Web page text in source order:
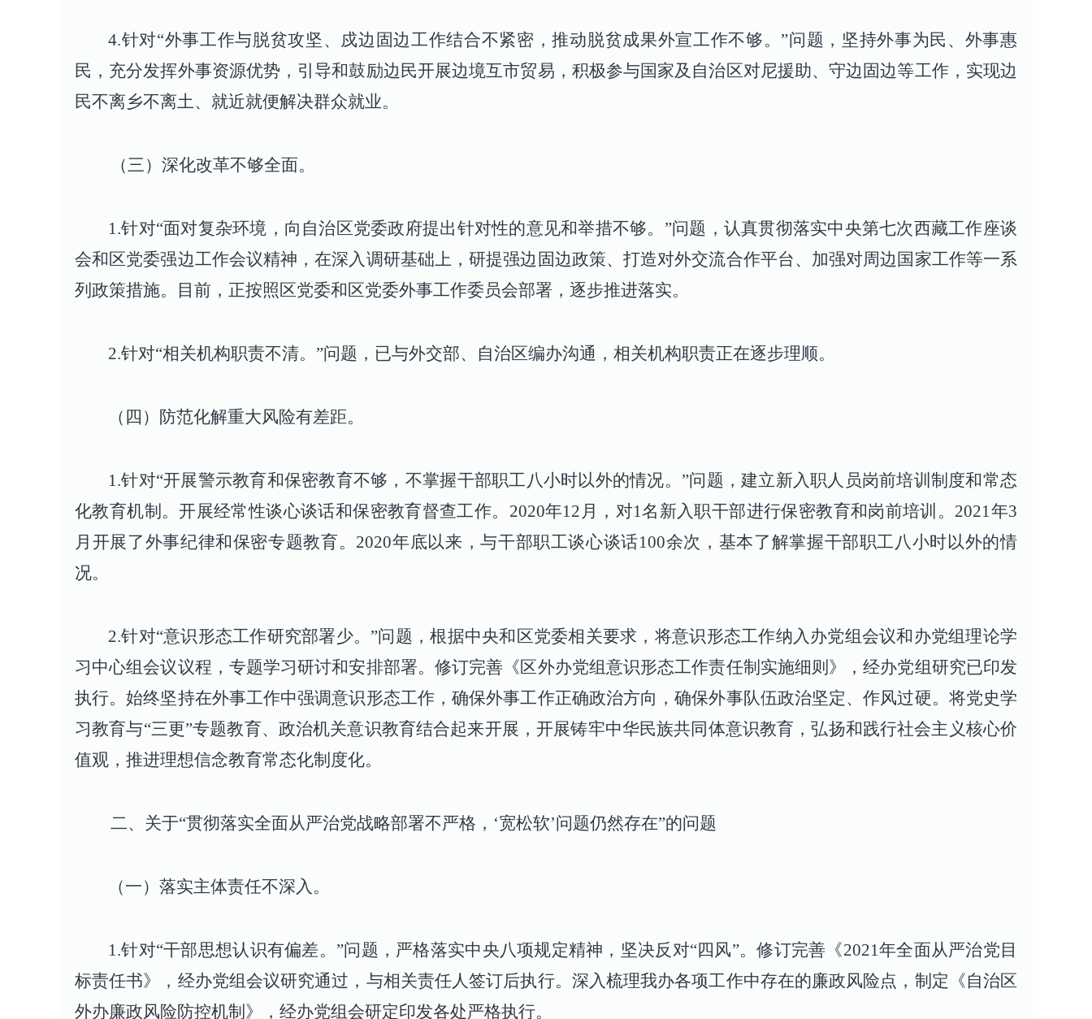
4.针对“外事工作与脱贫攻坚、戍边固边工作结合不紧密，推动脱贫成果外宣工作不够。”问题，坚持外事为民、外事惠
民，充分发挥外事资源优势，引导和鼓励边民开展边境互市贸易，积极参与国家及自治区对尼援助、守边固边等工作，实现边
民不离乡不离土、就近就便解决群众就业。
（三）深化改革不够全面。
1.针对“面对复杂环境，向自治区党委政府提出针对性的意见和举措不够。”问题，认真贯彻落实中央第七次西藏工作座谈
会和区党委强边工作会议精神，在深入调研基础上，研提强边固边政策、打造对外交流合作平台、加强对周边国家工作等一系
列政策措施。目前，正按照区党委和区党委外事工作委员会部署，逐步推进落实。
2.针对“相关机构职责不清。”问题，已与外交部、自治区编办沟通，相关机构职责正在逐步理顺。
（四）防范化解重大风险有差距。
1.针对“开展警示教育和保密教育不够，不掌握干部职工八小时以外的情况。”问题，建立新入职人员岗前培训制度和常态
化教育机制。开展经常性谈心谈话和保密教育督查工作。2020年12月，对1名新入职干部进行保密教育和岗前培训。2021年3
月开展了外事纪律和保密专题教育。2020年底以来，与干部职工谈心谈话100余次，基本了解掌握干部职工八小时以外的情
况。
2.针对“意识形态工作研究部署少。”问题，根据中央和区党委相关要求，将意识形态工作纳入办党组会议和办党组理论学
习中心组会议议程，专题学习研讨和安排部署。修订完善《区外办党组意识形态工作责任制实施细则》，经办党组研究已印发
执行。始终坚持在外事工作中强调意识形态工作，确保外事工作正确政治方向，确保外事队伍政治坚定、作风过硬。将党史学
习教育与“三更”专题教育、政治机关意识教育结合起来开展，开展铸牢中华民族共同体意识教育，弘扬和践行社会主义核心价
值观，推进理想信念教育常态化制度化。
二、关于“贯彻落实全面从严治党战略部署不严格，‘宽松软’问题仍然存在”的问题
（一）落实主体责任不深入。
1.针对“干部思想认识有偏差。”问题，严格落实中央八项规定精神，坚决反对“四风”。修订完善《2021年全面从严治党目
标责任书》，经办党组会议研究通过，与相关责任人签订后执行。深入梳理我办各项工作中存在的廉政风险点，制定《自治区
外办廉政风险防控机制》，经办党组会研定印发各处严格执行。